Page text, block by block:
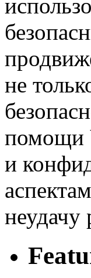
не
помощи
и